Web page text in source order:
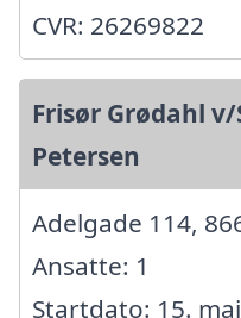
CVR: 26269822
Frisør Grødahl
Petersen
Adelgade 114,
Ansatte: 1
Startdato: 15.